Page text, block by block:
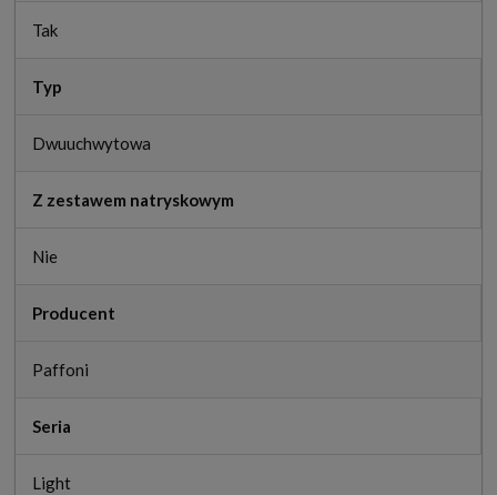
Tak
Typ
Dwuuchwytowa
Z zestawem natryskowym
Nie
Producent
Paffoni
Seria
Light